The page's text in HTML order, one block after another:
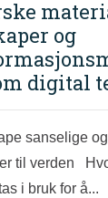
og
digital
sanselige
til verden
i bruk for å...